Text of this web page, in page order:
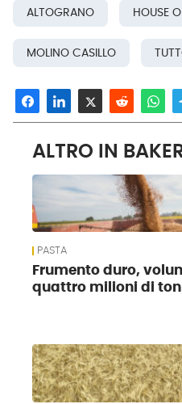
ALTOGRANO HOUSE
MOLINO CASILLO
ALTRO IN
PASTA
Frumento duro,
quattro milioni di